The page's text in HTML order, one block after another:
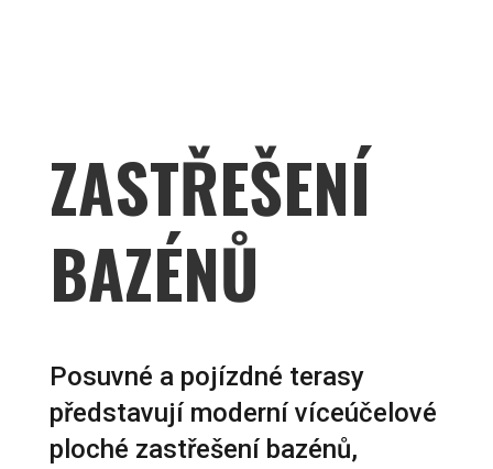
ZASTŘEŠENÍ
BAZÉNŮ
Posuvné a pojízdné terasy
představují moderní víceúčelové
ploché zastřešení bazénů,